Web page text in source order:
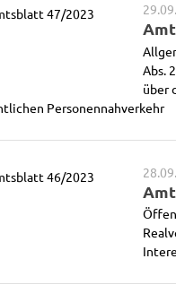
Abs.
über
Personennahverkehr